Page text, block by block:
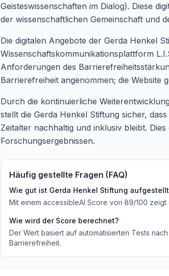
Geisteswissenschaften im Dialog). Diese
der wissenschaftlichen Gemeinschaft und
Die digitalen Angebote der Gerda Henkel
Wissenschaftskommunikationsplattform
Anforderungen des
Barrierefreiheit angenommen; die Website
Durch die kontinuierliche
stellt die Gerda Henkel Stiftung sicher,
Zeitalter nachhaltig und inklusiv bleibt.
Forschungsergebnissen.
Häufig gestellte Fragen (FAQ)
Wie gut ist Gerda Henkel Stiftung
Mit einem accessibleAI Score von 89/100 zeigt
Wie wird der Score berechnet?
Der Wert basiert auf automatisierten Tests
Barrierefreiheit.